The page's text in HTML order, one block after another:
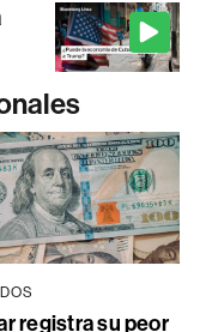
registra su peor